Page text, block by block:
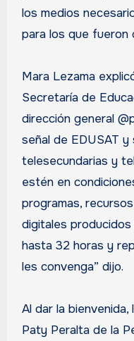
los medios
para los que fueron
Mara Lezama
Secretaría de
dirección general
señal de EDUSAT
telesecundarias y
estén en
programas,
digitales
hasta 32 horas y
les convenga” dijo.
Al dar la bienvenida,
Paty Peralta de la